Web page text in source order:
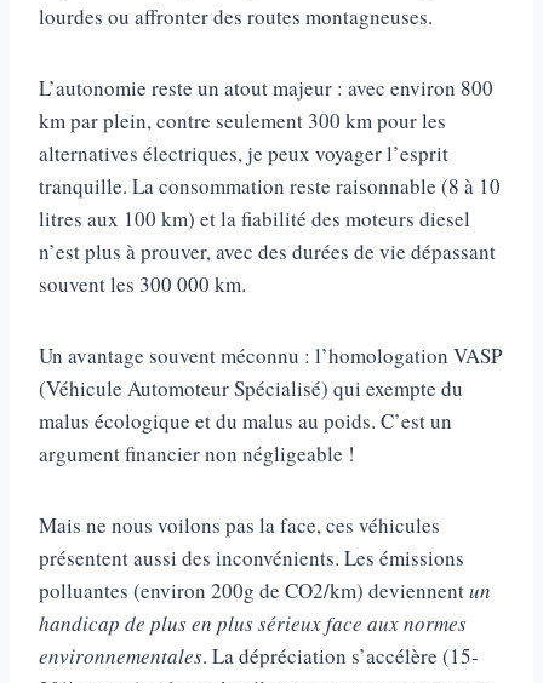
lourdes ou affronter des routes montagneuses.
L’autonomie reste un atout majeur : avec environ 800
km par plein, contre seulement 300 km pour les
alternatives électriques, je peux voyager l’esprit
tranquille. La consommation reste raisonnable (8 à 10
litres aux 100 km) et la fiabilité des moteurs diesel
n’est plus à prouver, avec des durées de vie dépassant
souvent les 300 000 km.
Un avantage souvent méconnu : l’homologation VASP
(Véhicule Automoteur Spécialisé) qui exempte du
malus écologique et du malus au poids. C’est un
argument financier non négligeable !
Mais ne nous voilons pas la face, ces véhicules
présentent aussi des inconvénients. Les émissions
polluantes (environ 200g de CO2/km) deviennentun
handicap de plus en plus sérieux face aux normes
environnementales. La dépréciation s’accélère (15-